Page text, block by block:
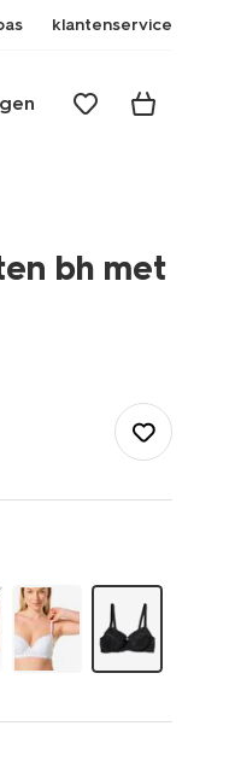
klantenservice
bh met